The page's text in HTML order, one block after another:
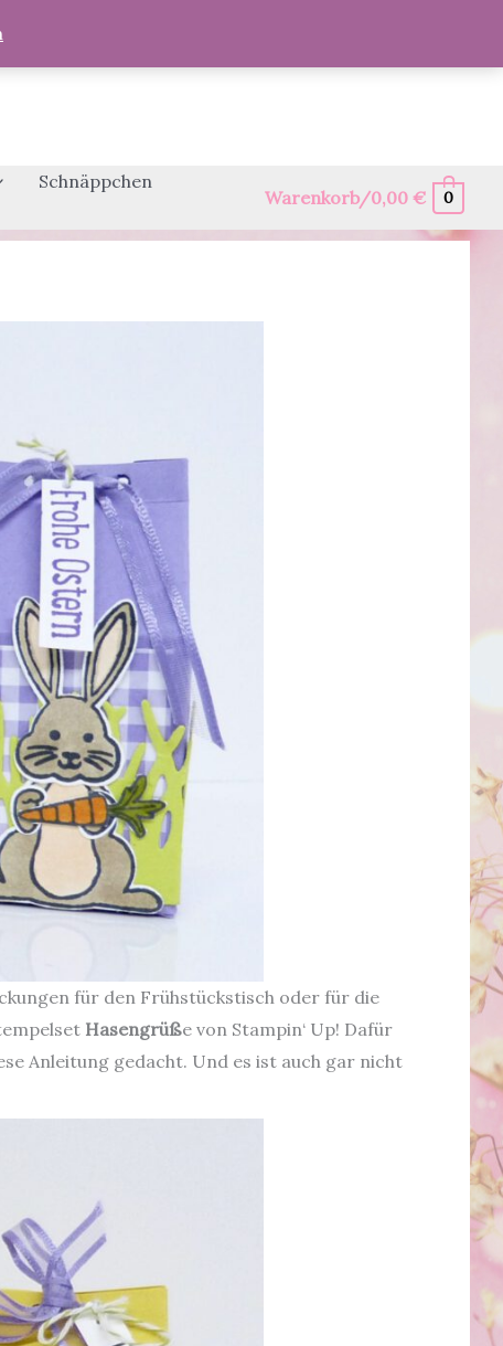
Schnäppchen
Warenkorb/0,00€ 0
für den Frühstückstisch oder für die
Hasengrüße von Stampin‘ Up! Dafür
Anleitung gedacht. Und es ist auch gar nicht